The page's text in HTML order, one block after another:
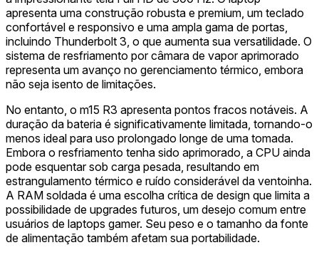
apresenta uma construção robusta e premium, um teclado
confortável e responsivo e uma ampla gama de portas,
incluindo Thunderbolt 3, o que aumenta sua versatilidade. O
sistema de resfriamento por câmara de vapor aprimorado
representa um avanço no gerenciamento térmico, embora
não seja isento de limitações.
No entanto, o m15 R3 apresenta pontos fracos notáveis. A
duração da bateria é significativamente limitada, tornando-o
menos ideal para uso prolongado longe de uma tomada.
Embora o resfriamento tenha sido aprimorado, a CPU ainda
pode esquentar sob carga pesada, resultando em
estrangulamento térmico e ruído considerável da ventoinha.
A RAM soldada é uma escolha crítica de design que limita a
possibilidade de upgrades futuros, um desejo comum entre
usuários de laptops gamer. Seu peso e o tamanho da fonte
de alimentação também afetam sua portabilidade.